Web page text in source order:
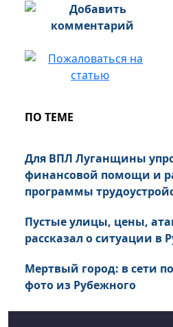
ПО ТЕМЕ
Для ВПЛ Луганщины
финансовой помощи и
программы
Пустые улицы, цены,
рассказал о ситуации в
Мертвый город: в сети
фото из Рубежного